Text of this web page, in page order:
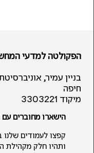
הפקולטה למדעי
חיפה
מיקוד 3303221
הישארו מחוברים
קפצו לעמודים
ותהיו חלק מקהילת